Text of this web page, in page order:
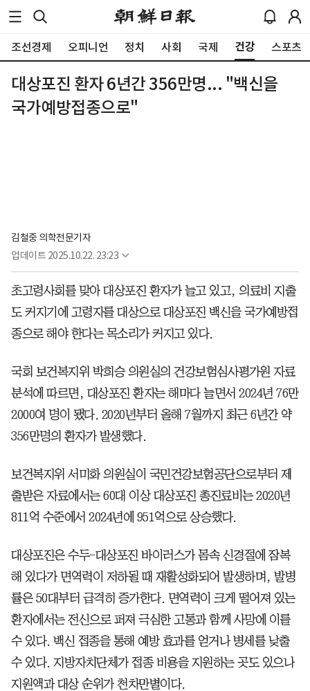
조선경제 오피니언 정치 사회 국제 건강 스포츠
대상포진 환자 6년간 356만명... "백신을
국가예방접종으로"
김철중 의학전문기자
업데이트 2025.10.22. 23:23
초고령사회를 맞아 대상포진 환자가 늘고 있고, 의료비 지출
도 커지기에 고령자를 대상으로 대상포진 백신을 국가예방접
종으로 해야 한다는 목소리가 커지고 있다.
국회 보건복지위 박희승 의원실의 건강보험심사평가원 자료
분석에 따르면, 대상포진 환자는 해마다 늘면서 2024년 76만
2000여 명이 됐다. 2020년부터 올해 7월까지 최근 6년간 약
356만명의 환자가 발생했다.
보건복지위 서미화 의원실이 국민건강보험공단으로부터 제
출받은 자료에서는 60대 이상 대상포진 총진료비는 2020년
811억 수준에서 2024년에 951억으로 상승했다.
대상포진은 수두-대상포진 바이러스가 몸속 신경절에 잠복
해 있다가 면역력이 저하될 때 재활성화되어 발생하며, 발병
률은 50대부터 급격히 증가한다. 면역력이 크게 떨어져 있는
환자에서는 전신으로 퍼져 극심한 고통과 함께 사망에 이를
수 있다. 백신 접종을 통해 예방 효과를 얻거나 병세를 낮출
수 있다. 지방자치단체가 접종 비용을 지원하는 곳도 있으나
지원액과 대상 순위가 천차만별이다.